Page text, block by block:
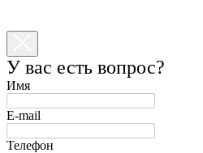
У вас есть вопрос?
Имя
E-mail
Телефон